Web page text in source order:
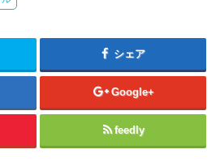
シェア
Google+
feedly